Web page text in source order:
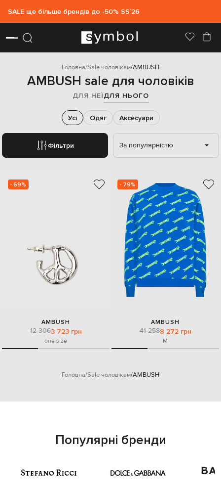
SALE ще більше брендів до -50% SS`26
Головна Sale чоловікам AMBUSH
AMBUSH sale для чоловіків
ДЛЯ НЕЇДЛЯ НЬОГО
Фільтри
Усі Одяг Аксесуари
За популярністю
- 69%
AMBUSH
12 3063 723 грн
one size
- 79%
AMBUSH
41 2588 272 грн
M
Головна Sale чоловікам AMBUSH
Популярні бренди